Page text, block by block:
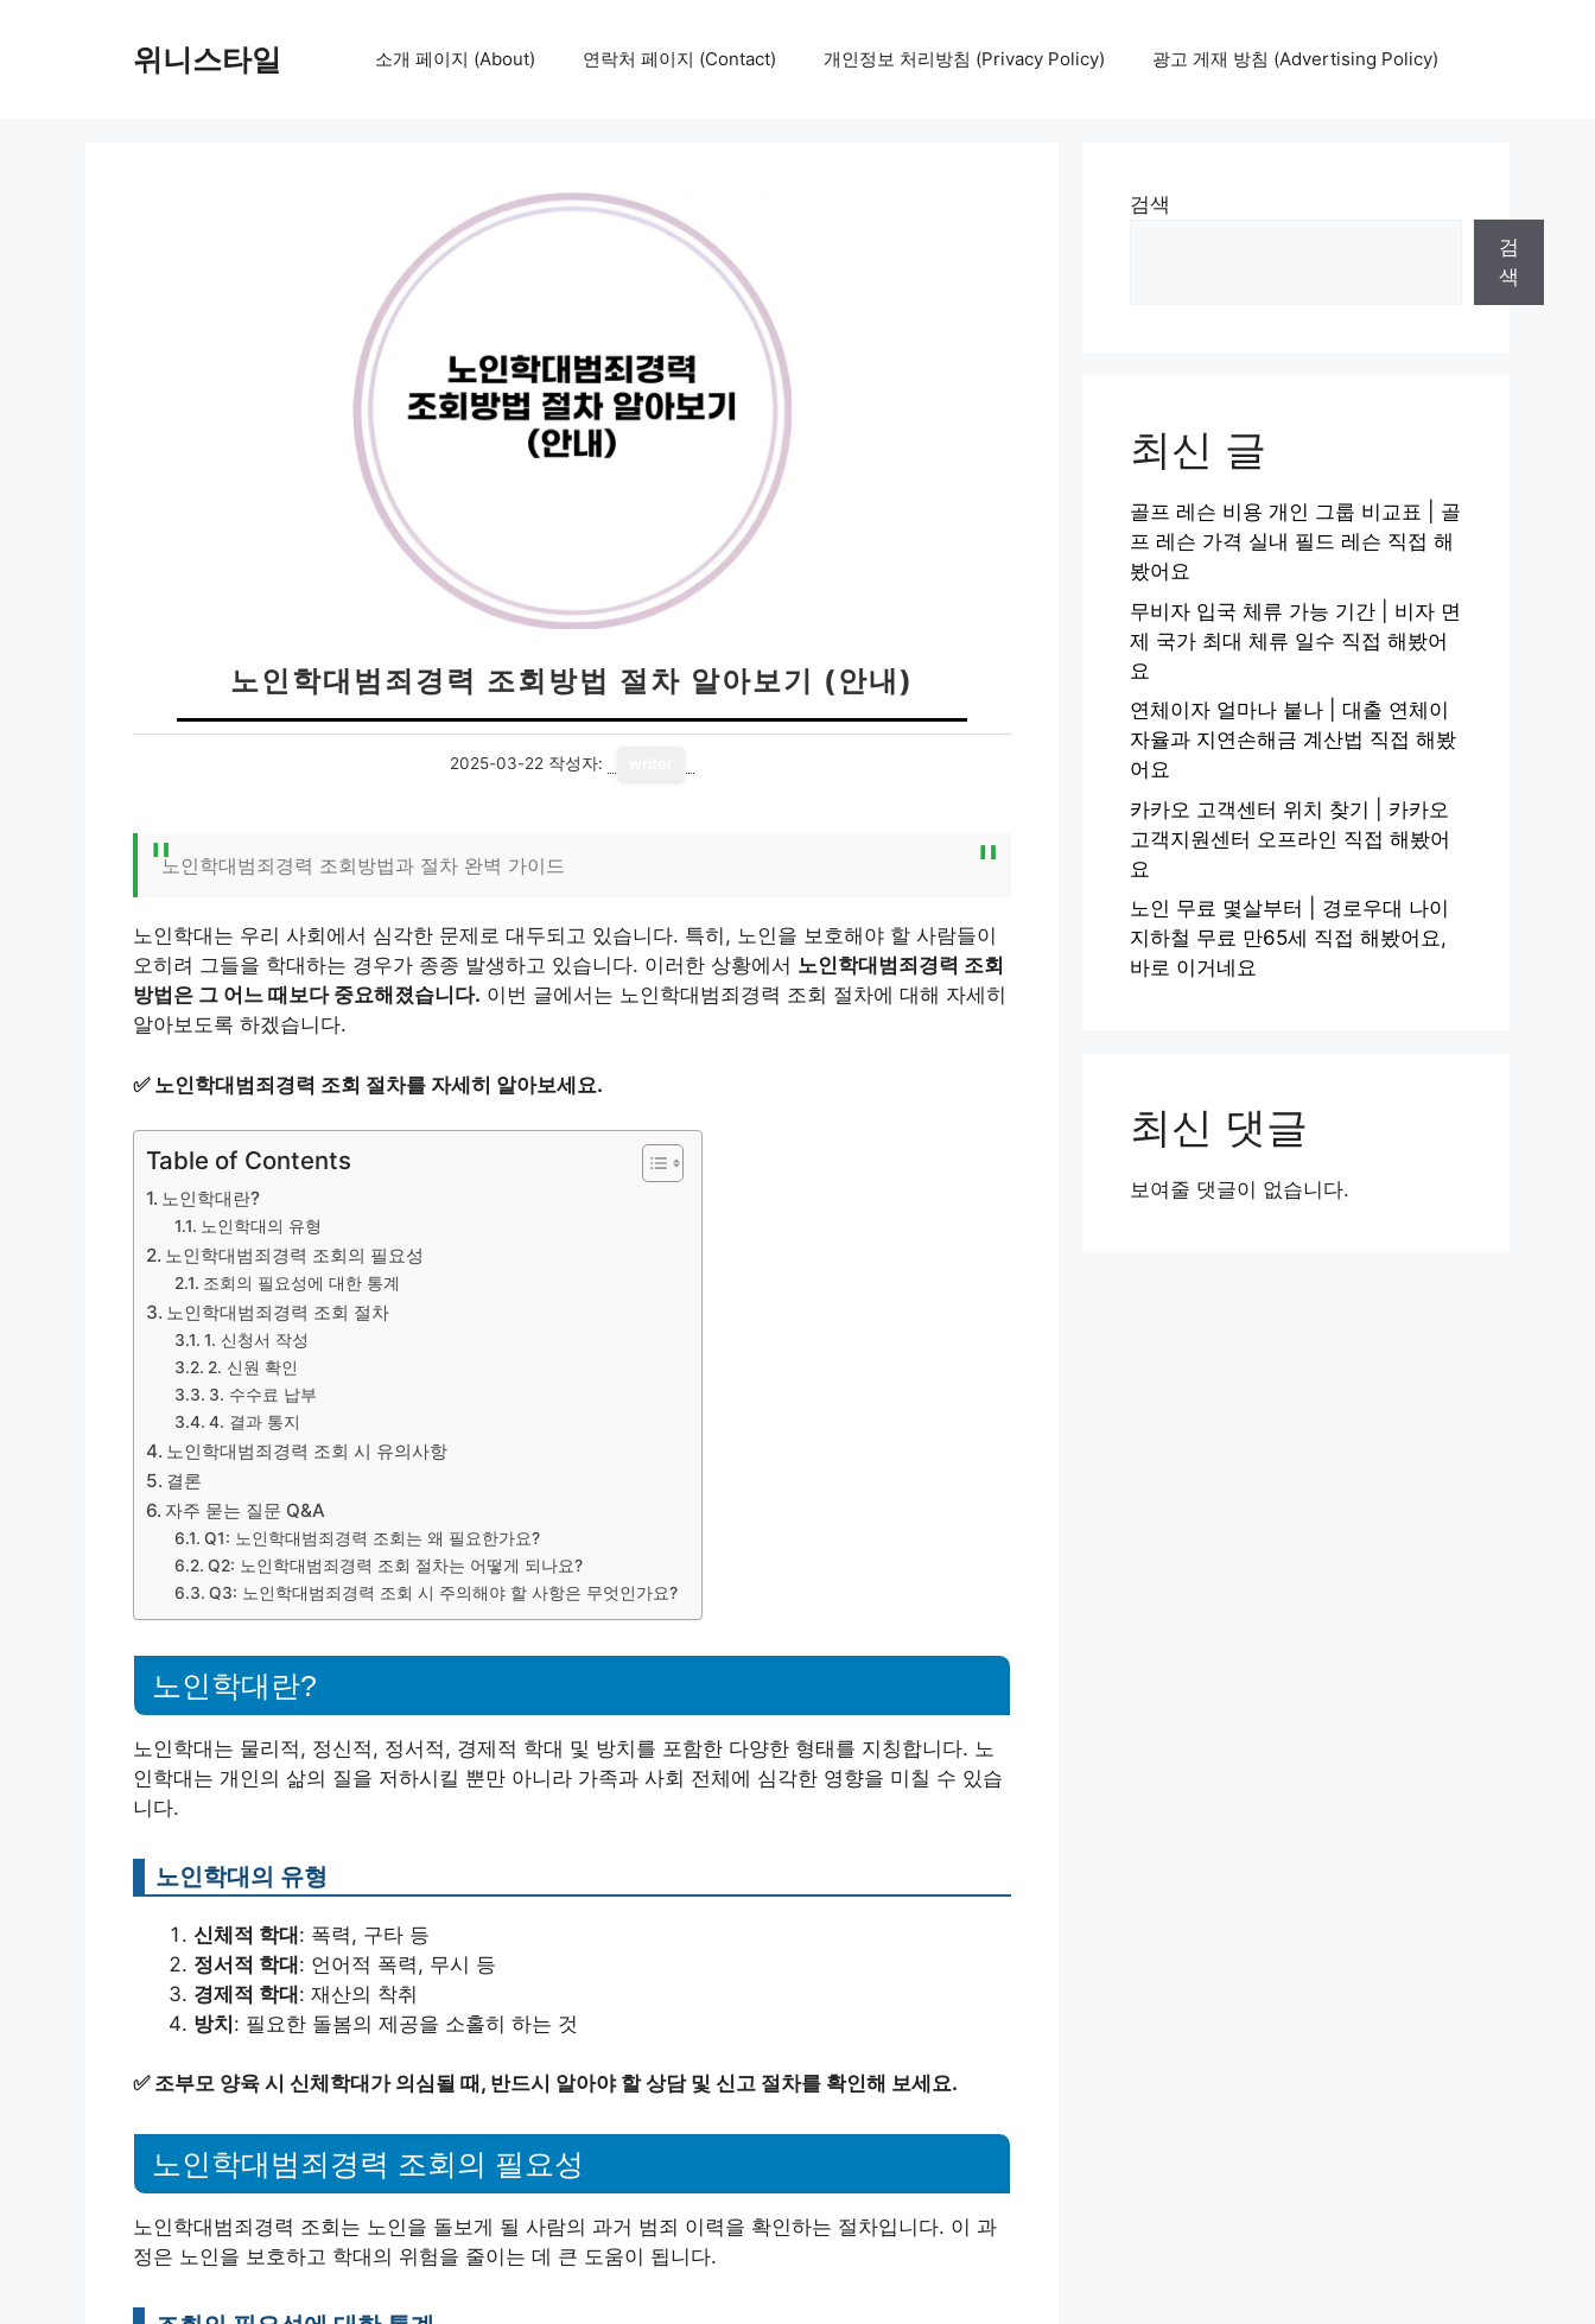
위니스타일 소개 페이지 (About) 연락처 페이지 (Contact) 개인정보 처리방침 (Privacy Policy) 광고 게재 방침 (Advertising Policy)
노인학대범죄경력 조회방법 절차 알아보기 (안내)
2025-03-22 작성자:
노인학대범죄경력 조회방법과 절차 완벽 가이드
노인학대는 우리 사회에서 심각한 문제로 대두되고 있습니다. 특히, 노인을 보호해야 할 사람들이
오히려 그들을 학대하는 경우가 종종 발생하고 있습니다. 이러한 상황에서 노인학대범죄경력 조회
방법은 그 어느 때보다 중요해졌습니다. 이번 글에서는 노인학대범죄경력 조회 절차에 대해 자세히
알아보도록 하겠습니다.
✅ 노인학대범죄경력 조회 절차를 자세히 알아보세요.
Table of Contents
노인학대란?
노인학대의 유형
노인학대범죄경력 조회의 필요성
조회의 필요성에 대한 통계
노인학대범죄경력 조회 절차
1. 신청서 작성
2. 신원 확인
3. 수수료 납부
4. 결과 통지
노인학대범죄경력 조회 시 유의사항
결론
자주 묻는 질문 Q&A
Q1: 노인학대범죄경력 조회는 왜 필요한가요?
Q2: 노인학대범죄경력 조회 절차는 어떻게 되나요?
Q3: 노인학대범죄경력 조회 시 주의해야 할 사항은 무엇인가요?
노인학대란?
노인학대는 물리적, 정신적, 정서적, 경제적 학대 및 방치를 포함한 다양한 형태를 지칭합니다. 노
인학대는 개인의 삶의 질을 저하시킬 뿐만 아니라 가족과 사회 전체에 심각한 영향을 미칠 수 있습
니다.
노인학대의 유형
신체적 학대: 폭력, 구타 등
정서적 학대: 언어적 폭력, 무시 등
경제적 학대: 재산의 착취
방치: 필요한 돌봄의 제공을 소홀히 하는 것
✅ 조부모 양육 시 신체학대가 의심될 때, 반드시 알아야 할 상담 및 신고 절차를 확인해 보세요.
노인학대범죄경력 조회의 필요성
노인학대범죄경력 조회는 노인을 돌보게 될 사람의 과거 범죄 이력을 확인하는 절차입니다. 이 과
정은 노인을 보호하고 학대의 위험을 줄이는 데 큰 도움이 됩니다.
검색
검
색
최신 글
골프 레슨 비용 개인 그룹 비교표 | 골
프 레슨 가격 실내 필드 레슨 직접 해
봤어요
무비자 입국 체류 가능 기간 | 비자 면
제 국가 최대 체류 일수 직접 해봤어
요
연체이자 얼마나 붙나 | 대출 연체이
자율과 지연손해금 계산법 직접 해봤
어요
카카오 고객센터 위치 찾기 | 카카오
고객지원센터 오프라인 직접 해봤어
요
노인 무료 몇살부터 | 경로우대 나이
지하철 무료 만65세 직접 해봤어요,
바로 이거네요
최신 댓글
보여줄 댓글이 없습니다.